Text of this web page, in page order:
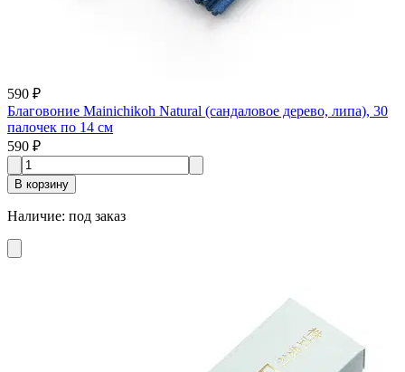
590 ₽
Благовоние Mainichikoh Natural (сандаловое дерево, липа), 30
палочек по 14 см
590 ₽
В корзину
Наличие: под заказ